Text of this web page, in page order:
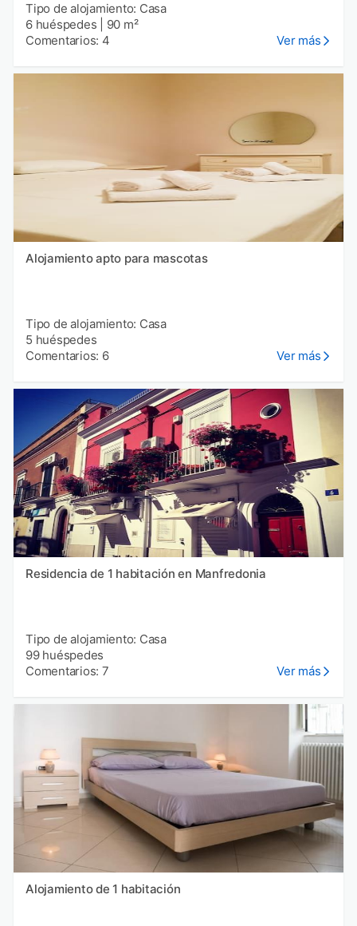
Tipo de alojamiento: Casa
6 huéspedes
90 m²
Comentarios: 4
Ver más
Alojamiento apto para mascotas
Tipo de alojamiento: Casa
5 huéspedes
Comentarios: 6
Ver más
Residencia de 1 habitación en Manfredonia
Tipo de alojamiento: Casa
99 huéspedes
Comentarios: 7
Ver más
Alojamiento de 1 habitación